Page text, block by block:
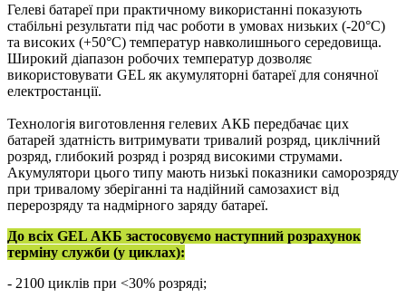
Гелеві батареї при практичному використанні показують
стабільні результати під час роботи в умовах низьких (-20°С)
та високих (+50°С) температур навколишнього середовища.
Широкий діапазон робочих температур дозволяє
використовувати GEL як акумуляторні батареї для сонячної
електростанції.
Технологія виготовлення гелевих АКБ передбачає цих
батарей здатність витримувати тривалий розряд, циклічний
розряд, глибокий розряд і розряд високими струмами.
Акумулятори цього типу мають низькі показники саморозряду
при тривалому зберіганні та надійний самозахист від
перерозряду та надмірного заряду батареї.
До всіх GEL АКБ застосовуємо наступний розрахунок
терміну служби (у циклах):
- 2100 циклів при <30% розряді;